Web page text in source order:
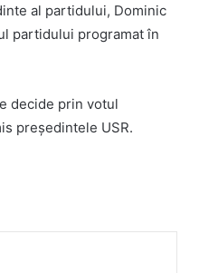
al partidului, Dominic
partidului programat în
decide prin votul
președintele USR.